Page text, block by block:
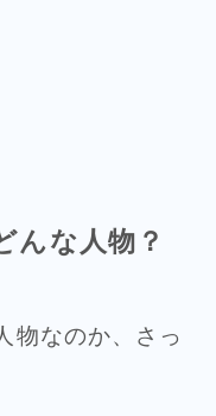
んな人物？
物なのか、さっ